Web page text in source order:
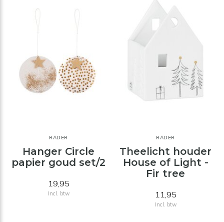
RÄDER
Hanger Circle
papier goud set/2
19,95
Incl. btw
RÄDER
Theelicht houder
House of Light -
Fir tree
11,95
Incl. btw